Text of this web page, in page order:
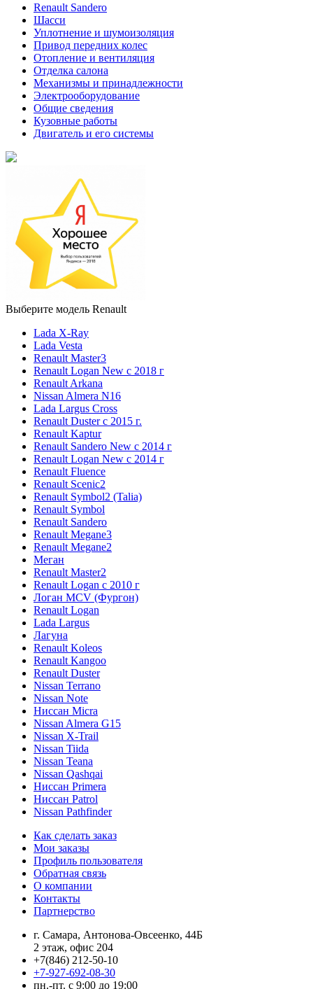
Renault Sandero
Шасси
Уплотнение и шумоизоляция
Привод передних колес
Отопление и вентиляция
Отделка салона
Механизмы и принадлежности
Электрооборудование
Общие сведения
Кузовные работы
Двигатель и его системы
Выберите модель Renault
Lada X-Ray
Lada Vesta
Renault Master3
Renault Logan New с 2018 г
Renault Arkana
Nissan Almera N16
Lada Largus Cross
Renault Duster с 2015 г.
Renault Kaptur
Renault Sandero New с 2014 г
Renault Logan New с 2014 г
Renault Fluence
Renault Scenic2
Renault Symbol2 (Talia)
Renault Symbol
Renault Sandero
Renault Megane3
Renault Megane2
Меган
Renault Master2
Renault Logan c 2010 г
Логан МСV (Фургон)
Renault Logan
Lada Largus
Лагуна
Renault Koleos
Renault Kangoo
Renault Duster
Nissan Terrano
Nissan Note
Ниссан Micra
Nissan Almera G15
Nissan X-Trail
Nissan Tiida
Nissan Teana
Nissan Qashqai
Ниссан Primera
Ниссан Patrol
Nissan Pathfinder
Как сделать заказ
Мои заказы
Профиль пользователя
Обратная связь
О компании
Контакты
Партнерство
г. Самара, Антонова-Овсеенко, 44Б
2 этаж, офис 204
+7(846) 212-50-10
+7-927-692-08-30
пн.-пт. с 9:00 до 19:00